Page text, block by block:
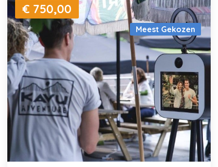
Meest Gekozen
€ 750,00